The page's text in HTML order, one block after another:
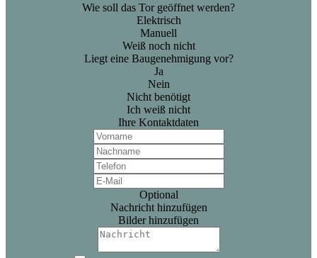
Wie soll das Tor geöffnet werden?
Elektrisch
Manuell
Weiß noch nicht
Liegt eine Baugenehmigung vor?
Ja
Nein
Nicht benötigt
Ich weiß nicht
Ihre Kontaktdaten
Optional
Nachricht hinzufügen
Bilder hinzufügen